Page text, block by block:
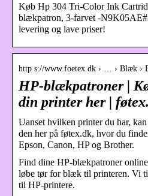
Køb Hp 304 Tri-Color Ink
blækpatron, 3-farvet -
levering og lave priser!
http s://www.foetex.dk › … › Blæk ›
HP-blækpatroner |
din printer her |
Uanset hvilken printer du har,
den her på føtex.dk, hvor du
Epson, Canon, HP og Brother.
Find dine HP-blækpatroner
løbe tør for blæk til printeren. Vi
til HP-printere.